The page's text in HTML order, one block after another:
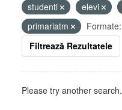
studenti
elevi
primariatm
Formate:
Filtrează Rezultatele
Please try another search.